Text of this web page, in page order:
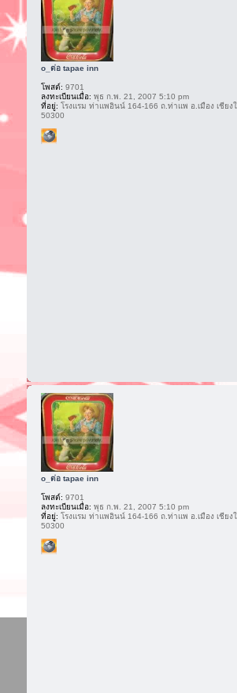
o_ต่อ tapae inn
โพสต์: 9701
ลงทะเบียนเมื่อ: พุธ ก.พ. 21, 2007 5:10 pm
ที่อยู่: โรงแรม ท่าแพอินน์ 164-166 ถ.ท่าแพ อ.เมือง เชียง
50300
o_ต่อ tapae inn
โพสต์: 9701
ลงทะเบียนเมื่อ: พุธ ก.พ. 21, 2007 5:10 pm
ที่อยู่: โรงแรม ท่าแพอินน์ 164-166 ถ.ท่าแพ อ.เมือง เชียง
50300